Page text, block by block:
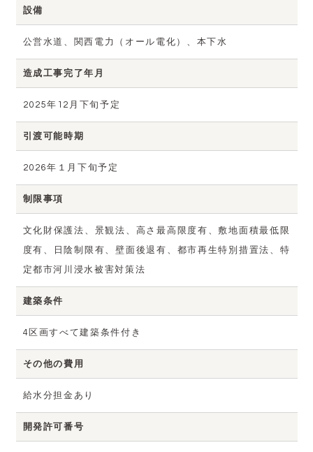
設備
公営水道、関西電力（オール電化）、本下水
造成工事完了年月
2025年12月下旬予定
引渡可能時期
2026年１月下旬予定
制限事項
文化財保護法、景観法、高さ最高限度有、敷地面積最低限
度有、日陰制限有、壁面後退有、都市再生特別措置法、特
定都市河川浸水被害対策法
建築条件
4区画すべて建築条件付き
その他の費用
給水分担金あり
開発許可番号